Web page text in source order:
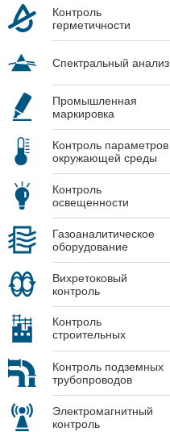
Контроль
герметичности
Спектральный анализ
Промышленная
маркировка
Контроль параметров
окружающей среды
Контроль
освещенности
Газоаналитическое
оборудование
Вихретоковый
контроль
Контроль
строительных
Контроль подземных
трубопроводов
Электромагнитный
контроль